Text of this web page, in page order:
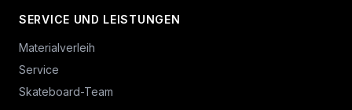
SERVICE UND LEISTUNGEN
Materialverleih
Service
Skateboard-Team